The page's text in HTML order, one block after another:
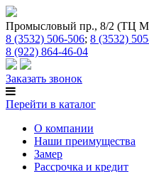
Промысловый пр., 8/2 (ТЦ
8 (3532) 506-506; 8 (3532)
8 (922) 864-46-04
Заказать звонок
Перейти в каталог
О компании
Наши преимущества
Замер
Рассрочка и кредит